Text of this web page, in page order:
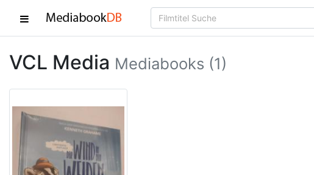
VCL Media Mediabooks (1)